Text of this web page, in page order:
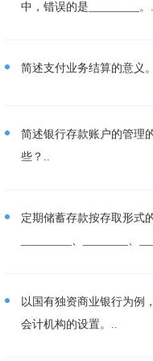
中，错误的是_________。
简述支付业务结算的意义
简述银行存款账户的管理
些？..
定期储蓄存款按存取形式
_________、________、
以国有独资商业银行为例
会计机构的设置。..